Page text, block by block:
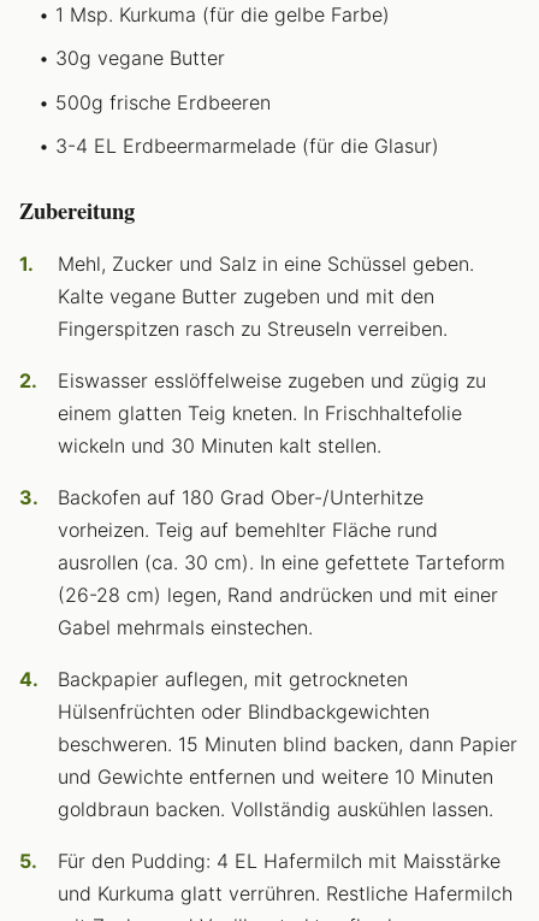
1 Msp. Kurkuma (für die gelbe Farbe)
30g vegane Butter
500g frische Erdbeeren
3-4 EL Erdbeermarmelade (für die Glasur)
Zubereitung
Mehl, Zucker und Salz in eine Schüssel geben.
Kalte vegane Butter zugeben und mit den
Fingerspitzen rasch zu Streuseln verreiben.
Eiswasser esslöffelweise zugeben und zügig zu
einem glatten Teig kneten. In Frischhaltefolie
wickeln und 30 Minuten kalt stellen.
Backofen auf 180 Grad Ober-/Unterhitze
vorheizen. Teig auf bemehlter Fläche rund
ausrollen (ca. 30 cm). In eine gefettete Tarteform
(26-28 cm) legen, Rand andrücken und mit einer
Gabel mehrmals einstechen.
Backpapier auflegen, mit getrockneten
Hülsenfrüchten oder Blindbackgewichten
beschweren. 15 Minuten blind backen, dann Papier
und Gewichte entfernen und weitere 10 Minuten
goldbraun backen. Vollständig auskühlen lassen.
Für den Pudding: 4 EL Hafermilch mit Maisstärke
und Kurkuma glatt verrühren. Restliche Hafermilch